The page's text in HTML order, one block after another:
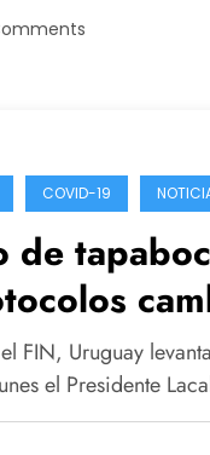
COVID-19
de
del
FIN, Uruguay
el Presidente